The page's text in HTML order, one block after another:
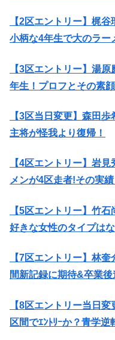
【2区エントリー】梶
小柄な4年生で大のラー
【3区エントリー】湯
年生！プロフとその素
【3区当日変更】森田
主将が怪我より復帰！
【4区エントリー】岩
メンが4区走者!その実
【5区エントリー】竹
好きな女性のタイプは
【7区エントリー】林
間新記録に期待&卒業後
【8区エントリー当日
区間でｴﾝﾄﾘｰか？青学